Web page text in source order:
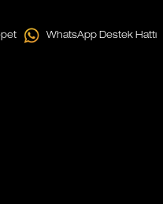
WhatsApp Destek Hattı